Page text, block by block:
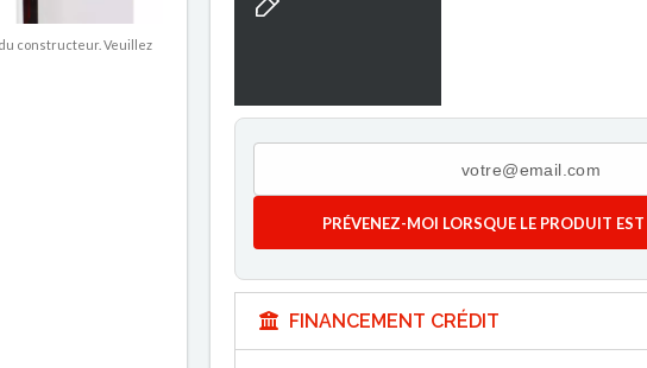
constructeur. Veuillez
PRÉVENEZ-MOI LORSQUE LE PRODUIT
FINANCEMENT CRÉDIT